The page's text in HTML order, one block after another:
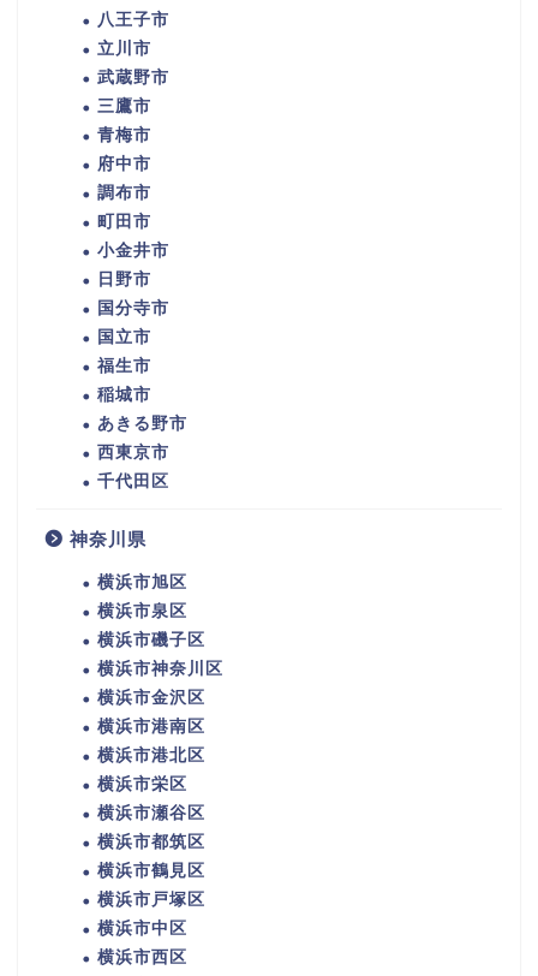
八王子市
立川市
武蔵野市
三鷹市
青梅市
府中市
調布市
町田市
小金井市
日野市
国分寺市
国立市
福生市
稲城市
あきる野市
西東京市
千代田区
神奈川県
横浜市旭区
横浜市泉区
横浜市磯子区
横浜市神奈川区
横浜市金沢区
横浜市港南区
横浜市港北区
横浜市栄区
横浜市瀬谷区
横浜市都筑区
横浜市鶴見区
横浜市戸塚区
横浜市中区
横浜市西区